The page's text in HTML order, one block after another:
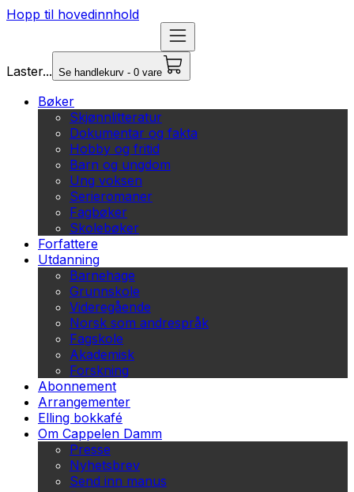
Hopp til hovedinnhold
Laster... Se handlekurv - 0 vare
Bøker
Skjønnlitteratur
Dokumentar og fakta
Hobby og fritid
Barn og ungdom
Ung voksen
Serieromaner
Fagbøker
Skolebøker
Forfattere
Utdanning
Barnehage
Grunnskole
Videregående
Norsk som andrespråk
Fagskole
Akademisk
Forskning
Abonnement
Arrangementer
Elling bokkafé
Om Cappelen Damm
Presse
Nyhetsbrev
Send inn manus